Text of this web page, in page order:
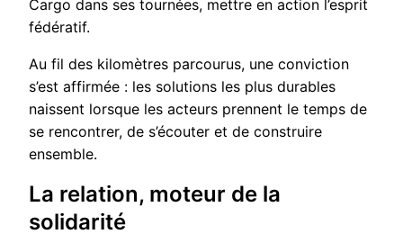
Cargo dans ses tournées, mettre en action l’esprit
fédératif.
Au fil des kilomètres parcourus, une conviction
s’est affirmée : les solutions les plus durables
naissent lorsque les acteurs prennent le temps de
se rencontrer, de s’écouter et de construire
ensemble.
La relation, moteur de la
solidarité